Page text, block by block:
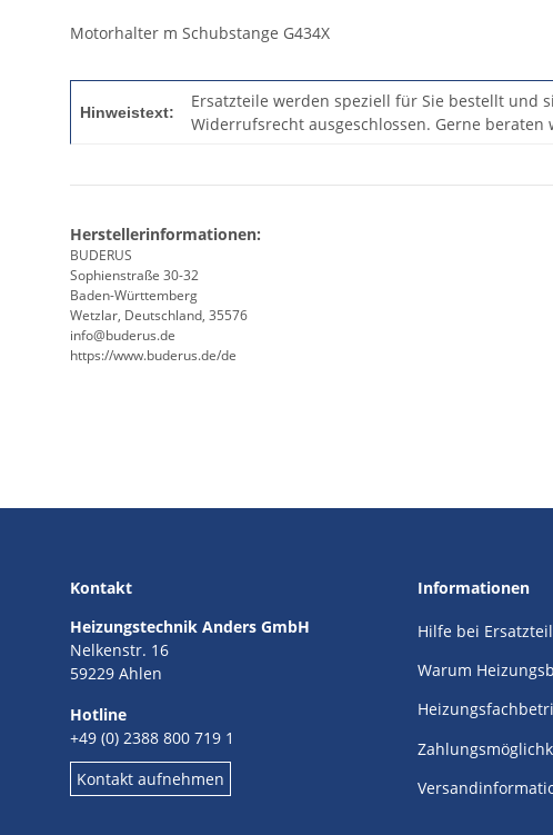
Motorhalter m Schubstange G434X
Hinweistext:
Ersatzteile werden speziell für Sie bestellt und
Widerrufsrecht ausgeschlossen. Gerne beraten
Herstellerinformationen:
BUDERUS
Sophienstraße 30-32
Baden-Württemberg
Wetzlar, Deutschland, 35576
info@buderus.de
https://www.buderus.de/de
Kontakt
Heizungstechnik Anders GmbH
Nelkenstr. 16
59229 Ahlen
Hotline
+49 (0) 2388 800 719 1
Kontakt aufnehmen
Informationen
Hilfe bei
Warum